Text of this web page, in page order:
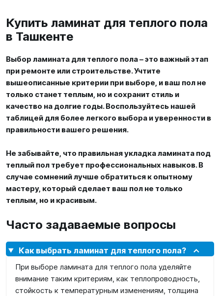
Купить ламинат для теплого пола
в Ташкенте
Выбор ламината для теплого пола – это важный этап
при ремонте или строительстве. Учтите
вышеописанные критерии при выборе, и ваш пол не
только станет теплым, но и сохранит стиль и
качество на долгие годы. Воспользуйтесь нашей
таблицей для более легкого выбора и уверенности в
правильности вашего решения.
Не забывайте, что правильная укладка ламината под
теплый пол требует профессиональных навыков. В
случае сомнений лучше обратиться к опытному
мастеру, который сделает ваш пол не только
теплым, но и красивым.
Часто задаваемые вопросы
Как выбрать ламинат для теплого пола?
При выборе ламината для теплого пола уделяйте
внимание таким критериям, как теплопроводность,
стойкость к температурным изменениям, толщина